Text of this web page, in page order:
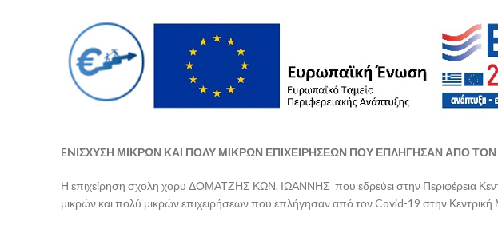
ENIΣΧΥΣΗ ΜΙΚΡΩΝ ΚΑΙ ΠΟΛΥ ΜΙΚΡΩΝ ΕΠΙΧΕΙΡΗΣΕΩΝ ΠΟΥ ΕΠΛΗΓΗΣΑΝ ΑΠΟ ΤΟΝ
Η επιχείρηση σχολη χορυ ΔΟΜΑΤΖΗΣ ΚΩΝ. ΙΩΑΝΝΗΣ που εδρεύει στην Περιφέρεια
μικρών και πολύ μικρών επιχειρήσεων που επλήγησαν από τον Covid-19 στην